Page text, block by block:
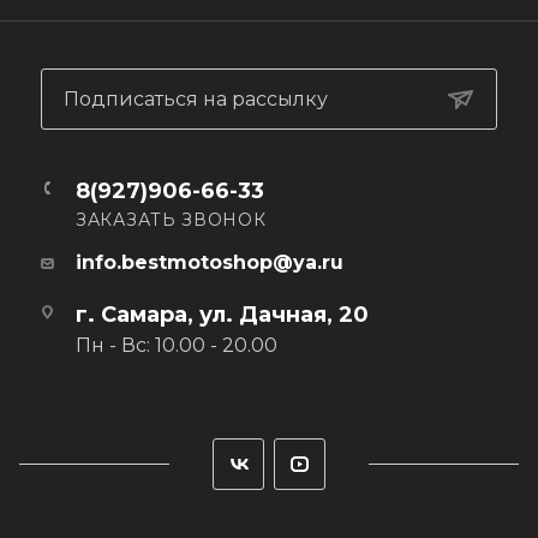
— Ладонь из материала MicronGrip
— Работают с сенсорными экранами
— Многострочные швы обеспечивают надежность и
долговечность
г. Самара, ул. Дачная, 20
Пн - Вс: 10.00 - 20.00
Подписаться на рассылку
8(927)906-66-33
ЗАКАЗАТЬ ЗВОНОК
info.bestmotoshop@ya.ru